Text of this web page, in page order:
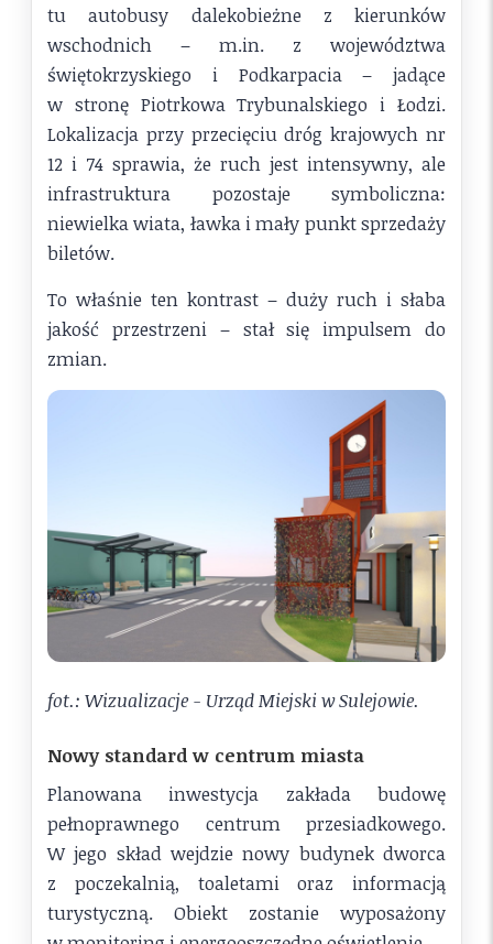
tu autobusy dalekobieżne z kierunków
wschodnich – m.in. z województwa
świętokrzyskiego i Podkarpacia – jadące
w stronę Piotrkowa Trybunalskiego i Łodzi.
Lokalizacja przy przecięciu dróg krajowych nr
12 i 74 sprawia, że ruch jest intensywny, ale
infrastruktura pozostaje symboliczna:
niewielka wiata, ławka i mały punkt sprzedaży
biletów.
To właśnie ten kontrast – duży ruch i słaba
jakość przestrzeni – stał się impulsem do
zmian.
fot.: Wizualizacje - Urząd Miejski w Sulejowie.
Nowy standard w centrum miasta
Planowana inwestycja zakłada budowę
pełnoprawnego centrum przesiadkowego.
W jego skład wejdzie nowy budynek dworca
z poczekalnią, toaletami oraz informacją
turystyczną. Obiekt zostanie wyposażony